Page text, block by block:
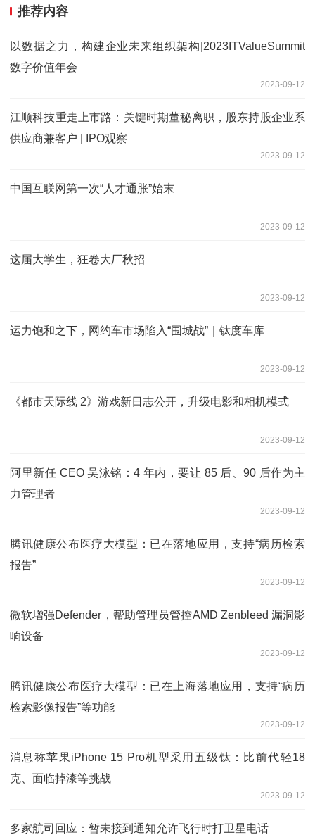
推荐内容
以数据之力，构建企业未来组织架构|2023ITValueSummit
数字价值年会
2023-09-12
江顺科技重走上市路：关键时期董秘离职，股东持股企业系
供应商兼客户 | IPO观察
2023-09-12
中国互联网第一次“人才通胀”始末
2023-09-12
这届大学生，狂卷大厂秋招
2023-09-12
运力饱和之下，网约车市场陷入“围城战”｜钛度车库
2023-09-12
《都市天际线 2》游戏新日志公开，升级电影和相机模式
2023-09-12
阿里新任 CEO 吴泳铭：4 年内，要让 85 后、90 后作为主
力管理者
2023-09-12
腾讯健康公布医疗大模型：已在落地应用，支持“病历检索
报告”
2023-09-12
微软增强Defender，帮助管理员管控AMD Zenbleed 漏洞影
响设备
2023-09-12
腾讯健康公布医疗大模型：已在上海落地应用，支持“病历
检索影像报告”等功能
2023-09-12
消息称苹果iPhone 15 Pro机型采用五级钛：比前代轻18
克、面临掉漆等挑战
2023-09-12
多家航司回应：暂未接到通知允许飞行时打卫星电话